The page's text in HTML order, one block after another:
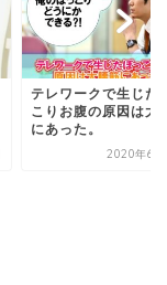
テレワークで生じた
こりお腹の原因は大
にあった。
2020年6